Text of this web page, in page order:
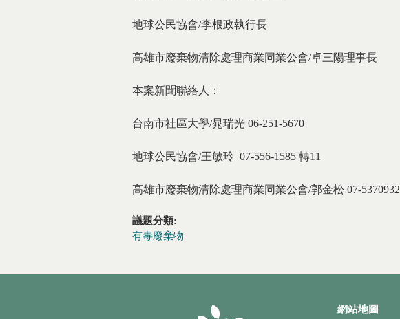
地球公民協會/李根政執行長
高雄市廢棄物清除處理商業同業公會/卓三陽理事長
本案新聞聯絡人：
台南市社區大學/晁瑞光 06-251-5670
地球公民協會/王敏玲 07-556-1585 轉11
高雄市廢棄物清除處理商業同業公會/郭金松 07-5370932
議題分類:
有毒廢棄物
網站地圖